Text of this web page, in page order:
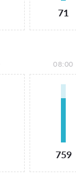
71
08:00
759